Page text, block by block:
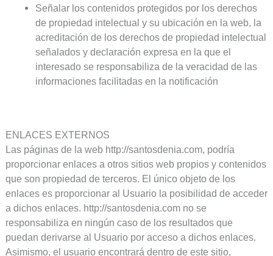
Señalar los contenidos protegidos por los derechos
de propiedad intelectual y su ubicación en la web, la
acreditación de los derechos de propiedad intelectual
señalados y declaración expresa en la que el
interesado se responsabiliza de la veracidad de las
informaciones facilitadas en la notificación
ENLACES EXTERNOS
Las páginas de la web http://santosdenia.com, podría
proporcionar enlaces a otros sitios web propios y contenidos
que son propiedad de terceros. El único objeto de los
enlaces es proporcionar al Usuario la posibilidad de acceder
a dichos enlaces. http://santosdenia.com no se
responsabiliza en ningún caso de los resultados que
puedan derivarse al Usuario por acceso a dichos enlaces.
Asimismo, el usuario encontrará dentro de este sitio,